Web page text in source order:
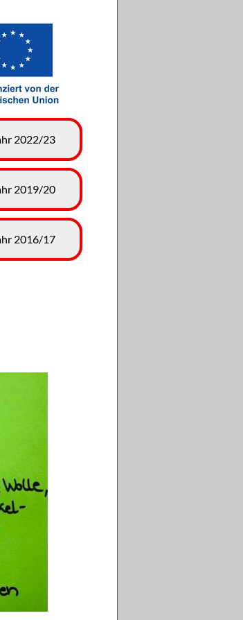
2022/23
2019/20
2016/17